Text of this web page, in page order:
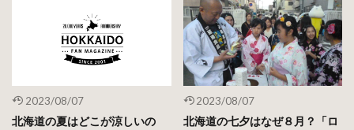
2023/08/07
北海道の夏はどこが涼しいの
2023/08/07
北海道の七夕はなぜ８月？「ロ